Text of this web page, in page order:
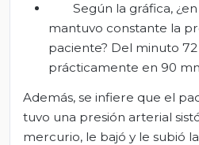
Según la gráfica,
mantuvo constante la
paciente? Del minuto
prácticamente en 90
Además, se infiere que el
tuvo una presión arterial
mercurio, le bajó y le subió